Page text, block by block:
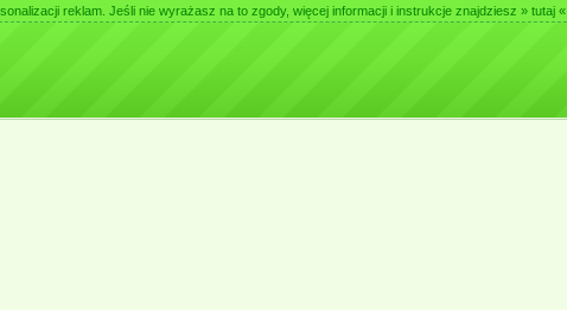
reklam. Jeśli nie wyrażasz na to zgody, więcej informacji i instrukcje znajdziesz » tutaj «